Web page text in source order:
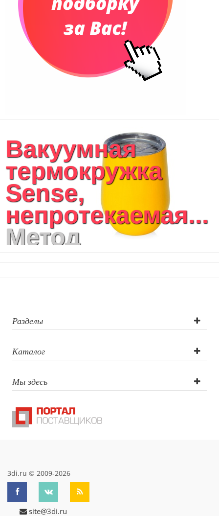
Вакуумная
термокружка
Sense,
непротекаемая...
Метод
печать круговая,
Тампопечать,
Гравировка
(CO2 лазер),
Гравировка
круговая (CO2
Гравировка XL
(СО2)
Разделы
Каталог
Мы здесь
3di.ru © 2009-2026
site@3di.ru